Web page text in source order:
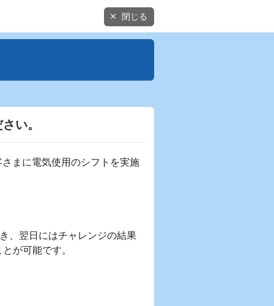
閉じる
い。
まに電気使用のシフトを実施
、翌日にはチャレンジの結果
が可能です。